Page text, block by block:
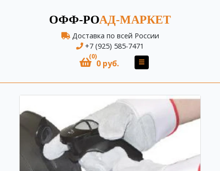
ОФФ-РОАД-МАРКЕТ
Доставка по всей России
+7 (925) 585-7471
(0)
0 руб.